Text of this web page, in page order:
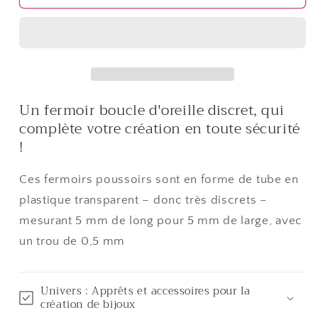
Fermoir
5
mm
(50
Fermoir
5
mm
Un fermoir boucle d'oreille discret, qui
complète votre création en toute sécurité
!
Ces fermoirs poussoirs sont en forme de tube en
plastique transparent – donc très discrets –
mesurant 5 mm de long pour 5 mm de large, avec
un trou de 0,5 mm
Univers : Apprêts et accessoires pour la
création de bijoux